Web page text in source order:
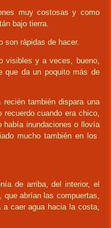
muy costosas y como
bajo tierra.
son rápidas de hacer.
visibles y a veces, bueno,
da un poquito más de
también dispara una
recuerdo cuando era chico,
inundaciones o llovía
mucho también en los
de arriba, del interior, el
que abrían las compuertas,
a caer agua hacia la costa,